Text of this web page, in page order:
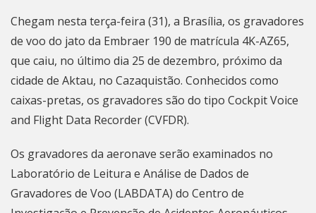
Chegam nesta terça-feira (31), a Brasília, os gravadores
de voo do jato da Embraer 190 de matrícula 4K-AZ65,
que caiu, no último dia 25 de dezembro, próximo da
cidade de Aktau, no Cazaquistão. Conhecidos como
caixas-pretas, os gravadores são do tipo Cockpit Voice
and Flight Data Recorder (CVFDR).
Os gravadores da aeronave serão examinados no
Laboratório de Leitura e Análise de Dados de
Gravadores de Voo (LABDATA) do Centro de